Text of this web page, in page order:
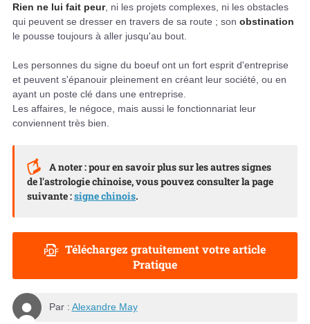
Rien ne lui fait peur, ni les projets complexes, ni les obstacles
qui peuvent se dresser en travers de sa route ; son obstination
le pousse toujours à aller jusqu'au bout.
Les personnes du signe du boeuf ont un fort esprit d'entreprise
et peuvent s'épanouir pleinement en créant leur société, ou en
ayant un poste clé dans une entreprise.
Les affaires, le négoce, mais aussi le fonctionnariat leur
conviennent très bien.
A noter : pour en savoir plus sur les autres signes
de l'astrologie chinoise, vous pouvez consulter la page
suivante :signe chinois.
Téléchargez gratuitement votre article
Pratique
Par : Alexandre May